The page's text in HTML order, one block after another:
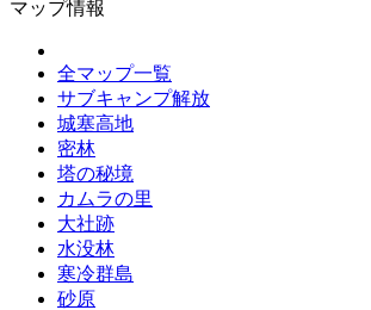
マップ情報
全マップ一覧
サブキャンプ解放
城塞高地
密林
塔の秘境
カムラの里
大社跡
水没林
寒冷群島
砂原